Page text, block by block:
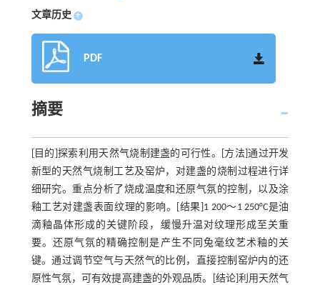
文章历史 +
PDF
摘要
[目的]探索利用天然气烧制建盏的可行性。[方法]通过开发
新型的天然气烧制工艺及窑炉，对建盏的烧制过程进行详
细研究。重点分析了烧成温度和还原气氛的控制，以及涂
釉工艺对建盏表面纹理的影响。[结果]1 200～1 250°C是油
滴釉晶体形成的关键阶段，缓慢升温对纹理形成至关重
要。还原气氛的精确控制是产生不同兔毫纹艺术釉的关
键。通过调节空气与天然气的比例，直接控制窑炉内的还
原性气氛，可有效提高建盏的外观品质。[结论]利用天然气